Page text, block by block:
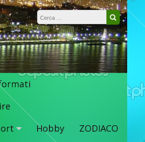
Ricerca per:
Cerca
Hobby
ZODIACO